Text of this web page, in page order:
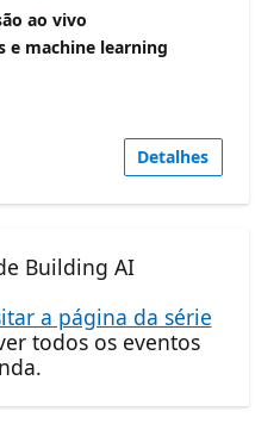
ao vivo
e machine learning
Detalhes
Building AI
a página da série
todos os eventos